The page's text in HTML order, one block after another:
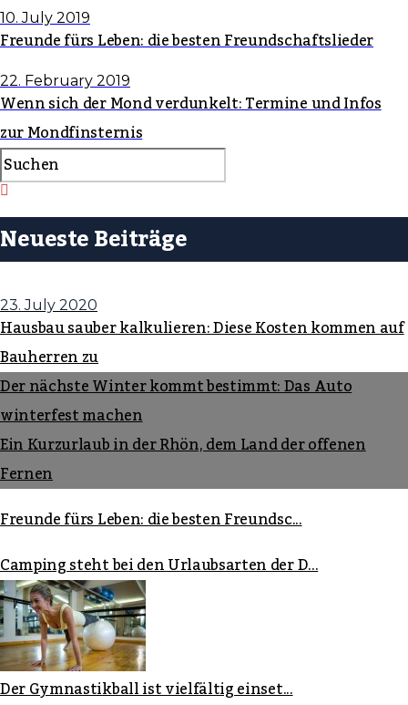
10. July 2019
Freunde fürs Leben: die besten Freundschaftslieder
22. February 2019
Wenn sich der Mond verdunkelt: Termine und Infos
zur Mondfinsternis
Neueste Beiträge
23. July 2020
Hausbau sauber kalkulieren: Diese Kosten kommen auf
Bauherren zu
Der nächste Winter kommt bestimmt: Das Auto
winterfest machen
Ein Kurzurlaub in der Rhön, dem Land der offenen
Fernen
Freunde fürs Leben: die besten Freundsc...
Camping steht bei den Urlaubsarten der D...
Der Gymnastikball ist vielfältig einset...